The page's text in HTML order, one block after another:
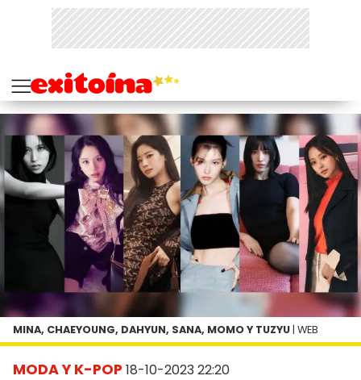
MODA Y K-POP 18-10-2023 22:20
MINA, CHAEYOUNG, DAHYUN, SANA, MOMO Y TUZYU | WEB